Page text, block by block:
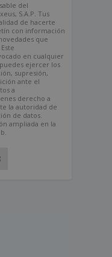
del
S.A.P. Tus
de hacerte
con información
que
en cualquier
ejercer los
supresión,
ante el
a
derecho a
la autoridad de
de datos.
ampliada en la